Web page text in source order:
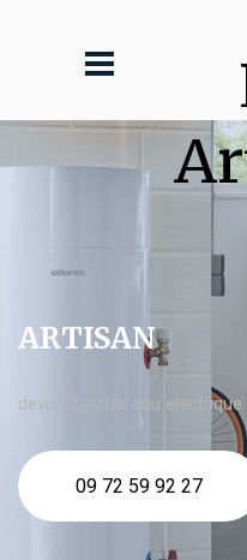
ARTISAN
devis Chauffe eau electrique
09 72 59 92 27